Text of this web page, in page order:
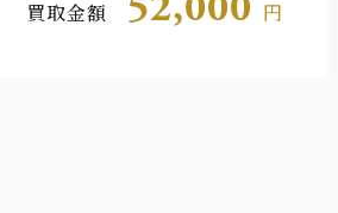
買取金額 円